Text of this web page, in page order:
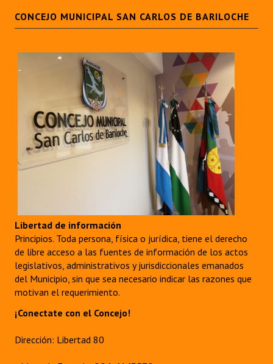
CONCEJO MUNICIPAL SAN CARLOS DE BARILOCHE
Libertad de información
Principios. Toda persona, física o jurídica, tiene el derecho
de libre acceso a las fuentes de información de los actos
legislativos, administrativos y jurisdiccionales emanados
del Municipio, sin que sea necesario indicar las razones que
motivan el requerimiento.
¡Conectate con el Concejo!
Dirección: Libertad 80